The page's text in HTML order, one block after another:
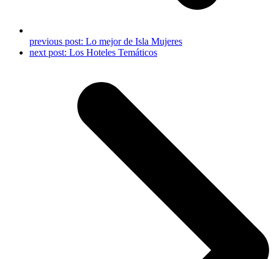
previous post: Lo mejor de Isla Mujeres
next post: Los Hoteles Temáticos